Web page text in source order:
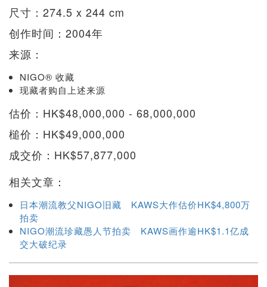
尺寸：274.5 x 244 cm
创作时间：2004年
来源：
NIGO® 收藏
现藏者购自上述来源
估价：HK$48,000,000 - 68,000,000
槌价：HK$49,000,000
成交价：HK$57,877,000
相关文章：
日本潮流教父NIGO旧藏 KAWS大作估价HK$4,800万
拍卖
NIGO潮流珍藏愚人节拍卖 KAWS画作逾HK$1.1亿成
交大破纪录